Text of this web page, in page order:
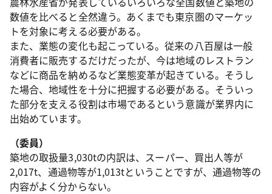
数値を比べると全然違う。あくまでも東京圏のマーケッ
トを対象に考える必要がある。
また、業態の変化も起こっている。従来の八百屋は一般
消費者に販売するだけだったが、今は地域のレストラン
などに商品を納めるなど業態変革が起きている。そうし
た場合、地域性を十分に把握する必要がある。そういっ
た部分を支える役割は市場であるという意識が業界内に
出始めています。
（委員）
築地の取扱量3,030tの内訳は、スーパー、買出人等が
2,017t、通過物等が1,013tということですが、通過物等の
内容がよく分からない。